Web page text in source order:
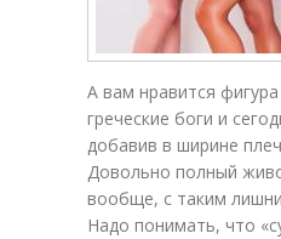
А вам нравится
греческие боги и
добавив в ширине
Довольно полный
вообще, с таким
Надо понимать, что